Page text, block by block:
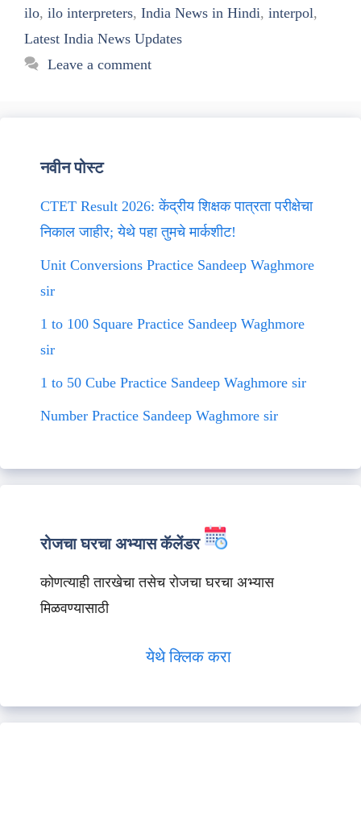
ilo, ilo interpreters, India News in Hindi, interpol,
Latest India News Updates
Leave a comment
नवीन पोस्ट
CTET Result 2026: केंद्रीय शिक्षक पात्रता परीक्षेचा
निकाल जाहीर; येथे पहा तुमचे मार्कशीट!
Unit Conversions Practice Sandeep Waghmore
sir
1 to 100 Square Practice Sandeep Waghmore
sir
1 to 50 Cube Practice Sandeep Waghmore sir
Number Practice Sandeep Waghmore sir
रोजचा घरचा अभ्यास कॅलेंडर
कोणत्याही तारखेचा तसेच रोजचा घरचा अभ्यास
मिळवण्यासाठी
येथे क्लिक करा